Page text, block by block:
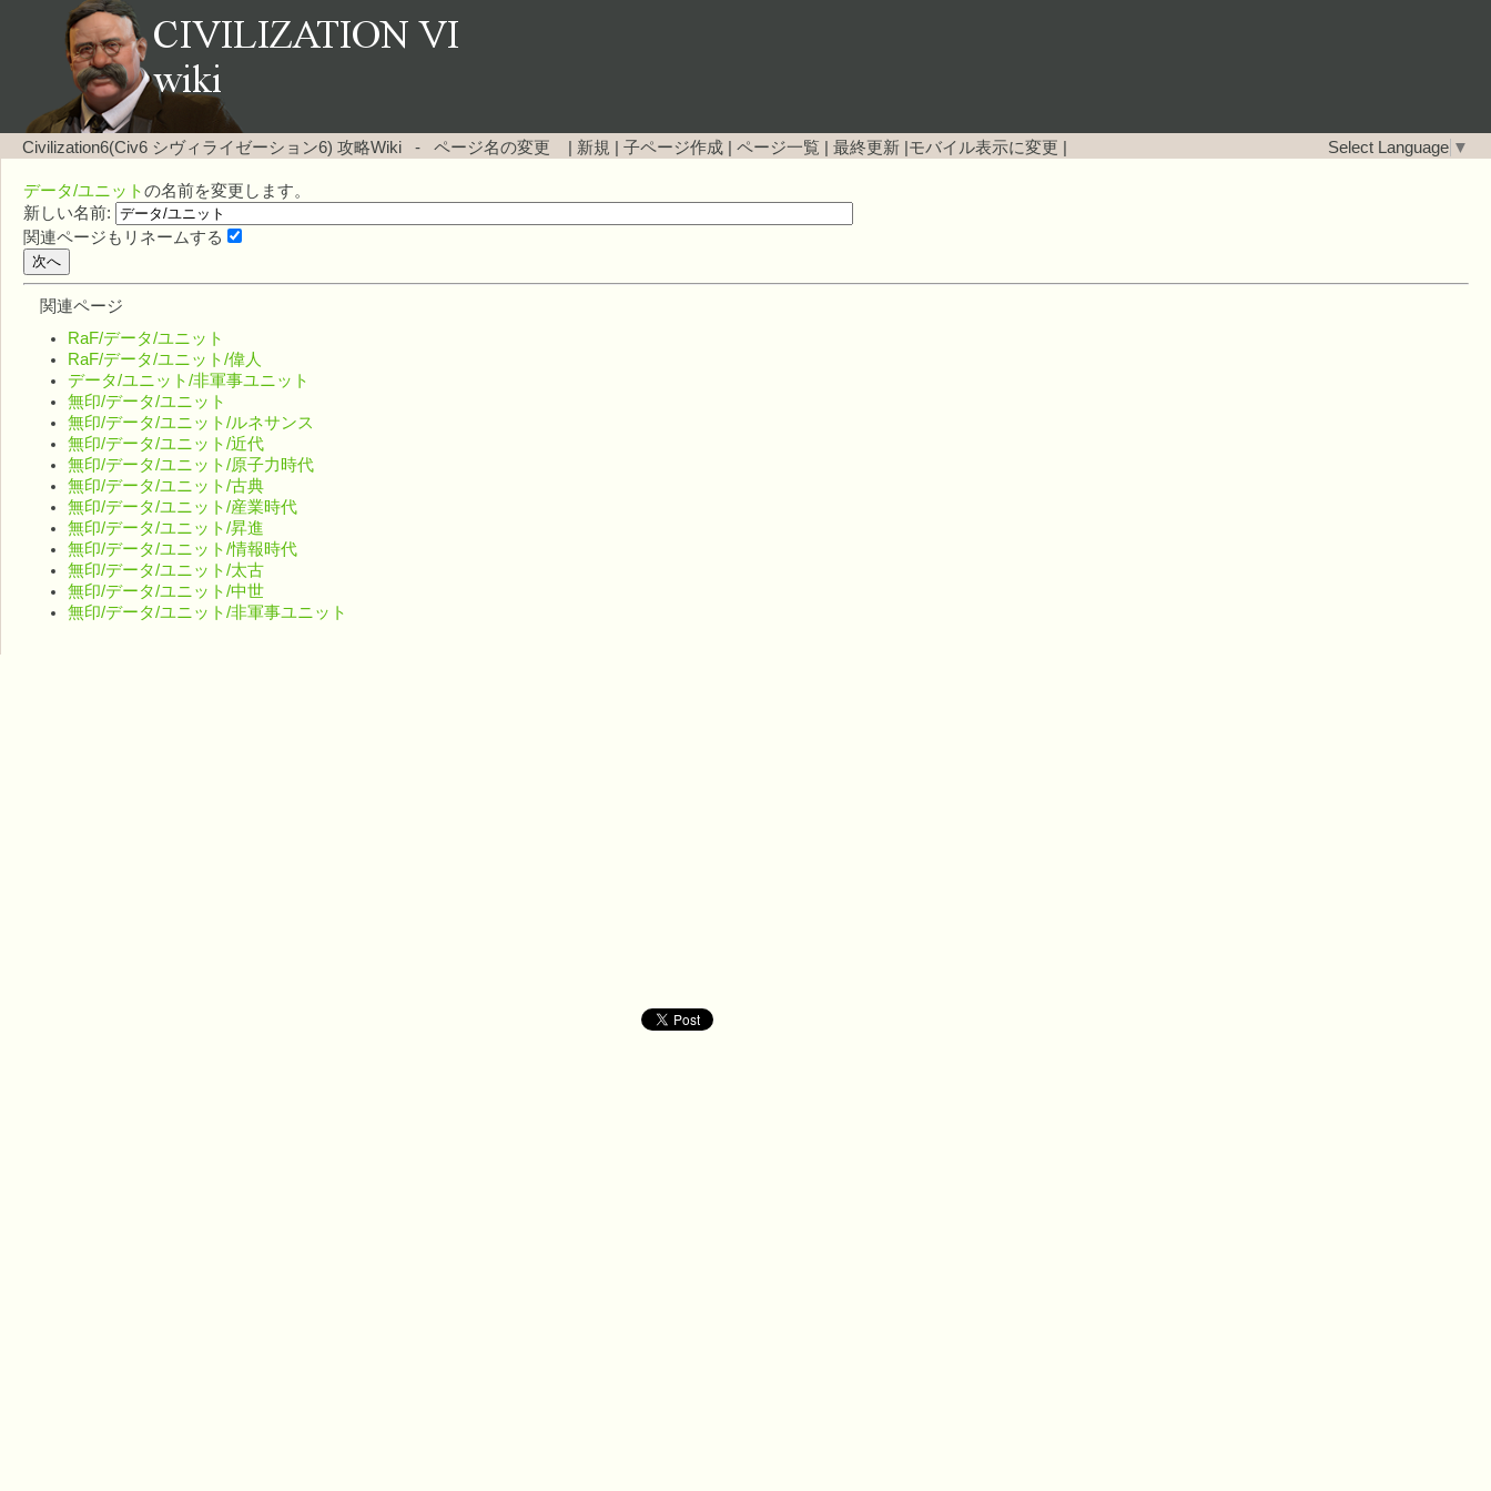
Civilization6(Civ6 シヴィライゼーション6) 攻略Wiki - ページ名の変更 | 新規 子ページ作成 ページ一覧 最終更新 モバイル表示に変更 Select Language ▼
データ/ユニットの名前を変更します。
新しい名前:
関連ページもリネームする
関連ページ
RaF/データ/ユニット
RaF/データ/ユニット/偉人
データ/ユニット/非軍事ユニット
無印/データ/ユニット
無印/データ/ユニット/ルネサンス
無印/データ/ユニット/近代
無印/データ/ユニット/原子力時代
無印/データ/ユニット/古典
無印/データ/ユニット/産業時代
無印/データ/ユニット/昇進
無印/データ/ユニット/情報時代
無印/データ/ユニット/太古
無印/データ/ユニット/中世
無印/データ/ユニット/非軍事ユニット